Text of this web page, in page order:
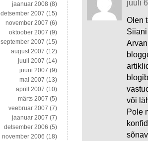
juuli
Olen
või
Pole
jaanuar 2008 (8)
detsember 2007 (15)
november 2007 (6)
oktoober 2007 (9)
september 2007 (15)
august 2007 (12)
juuli 2007 (14)
juuni 2007 (9)
mai 2007 (13)
aprill 2007 (10)
märts 2007 (5)
veebruar 2007 (7)
jaanuar 2007 (7)
detsember 2006 (5)
november 2006 (18)